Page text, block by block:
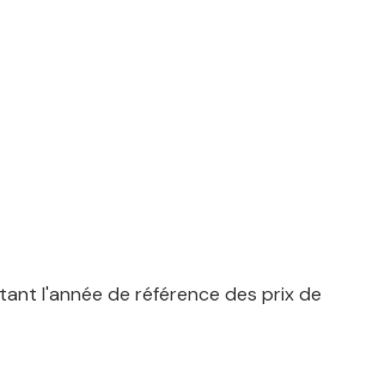
l'année de référence des prix de